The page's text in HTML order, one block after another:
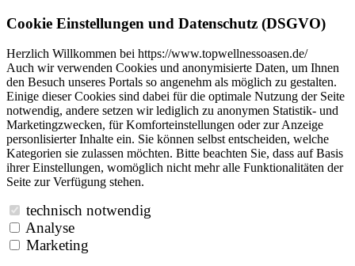
Cookie Einstellungen und Datenschutz (DSGVO)
Herzlich Willkommen bei https://www.topwellnessoasen.de/
Auch wir verwenden Cookies und anonymisierte Daten, um Ihnen
den Besuch unseres Portals so angenehm als möglich zu gestalten.
Einige dieser Cookies sind dabei für die optimale Nutzung der Seite
notwendig, andere setzen wir lediglich zu anonymen Statistik- und
Marketingzwecken, für Komforteinstellungen oder zur Anzeige
personlisierter Inhalte ein. Sie können selbst entscheiden, welche
Kategorien sie zulassen möchten. Bitte beachten Sie, dass auf Basis
ihrer Einstellungen, womöglich nicht mehr alle Funktionalitäten der
Seite zur Verfügung stehen.
technisch notwendig
Analyse
Marketing